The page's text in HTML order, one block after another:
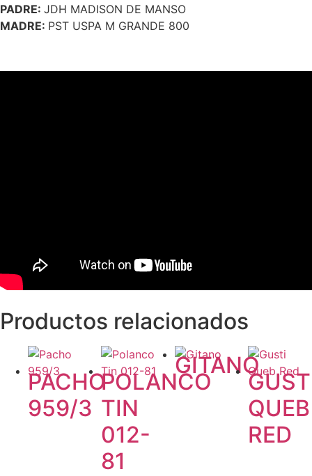
PADRE: JDH MADISON DE MANSO
MADRE: PST USPA M GRANDE 800
Productos relacionados
PACHO
959/3
POLANCO
TIN
012-
81
GITANO
QUEB
RED